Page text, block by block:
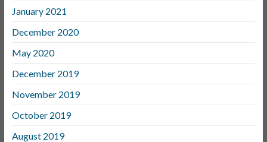
January 2021
December 2020
May 2020
December 2019
November 2019
October 2019
August 2019